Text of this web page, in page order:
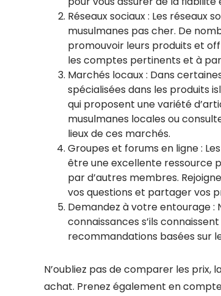
Réseaux sociaux : Les réseaux
musulmanes pas cher. De
promouvoir leurs produits et
les comptes pertinents et à
Marchés locaux : Dans
spécialisées dans les produits
qui proposent une variété
musulmanes locales ou
lieux de ces marchés.
Groupes et forums en ligne :
être une excellente ressource
par d’autres membres.
vos questions et partager vos
Demandez à votre entourage :
connaissances s’ils
recommandations basées sur
N’oubliez pas de comparer les
achat. Prenez également en